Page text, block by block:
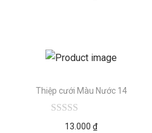
Thiệp cưới Màu Nước 14
13.000₫